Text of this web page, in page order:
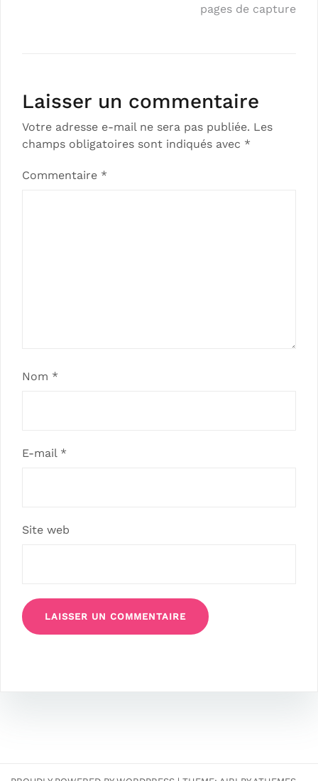
pages de capture
Laisser un commentaire
Votre adresse e-mail ne sera pas publiée. Les
champs obligatoires sont indiqués avec *
Commentaire *
Nom *
E-mail *
Site web